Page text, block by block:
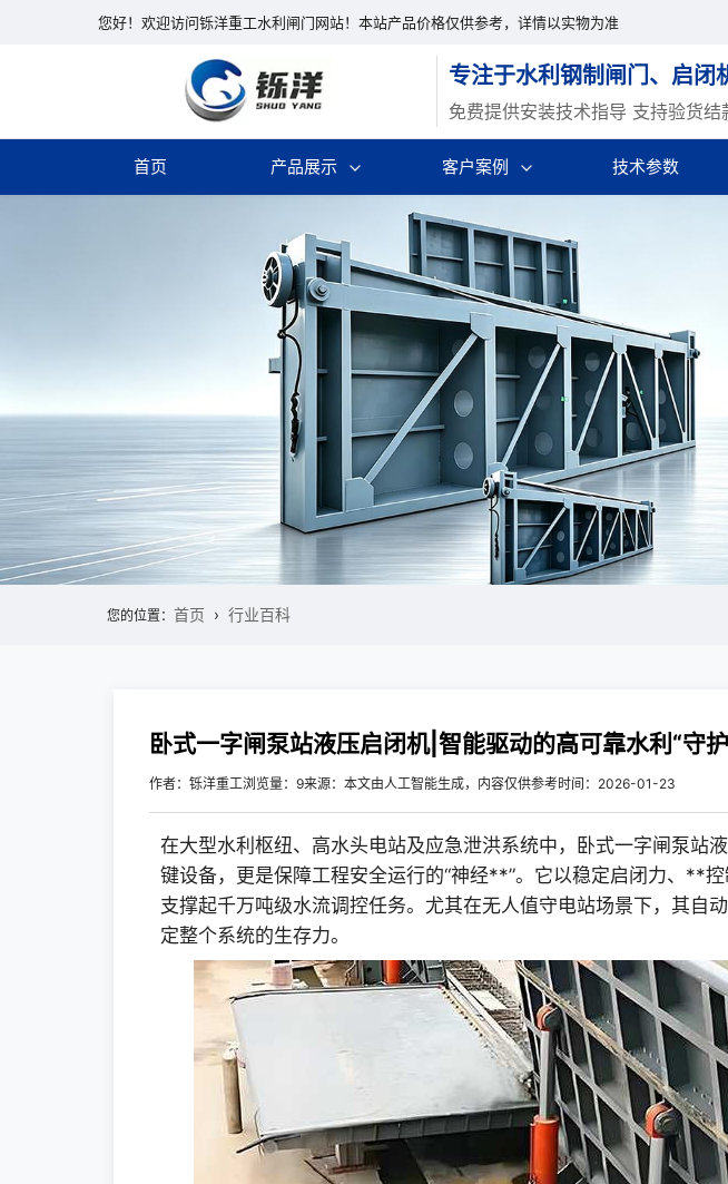
您好！欢迎访问铄洋重工水利闸门网站！本站产品价格仅供参考，详情以实物为准
专注于水利钢制闸门、启闭
免费提供安装技术指导 支持验货结
首页 产品展示 客户案例 技术参数
您的位置： 首页 行业百科
卧式一字闸泵站液压启闭机|智能驱动的高可靠水利“守
作者：铄洋重工浏览量：9来源：本文由人工智能生成，内容仅供参考时间：2026-01-23
在大型水利枢纽、高水头电站及应急泄洪系统中，卧式一字闸泵站
键设备，更是保障工程安全运行的“神经**”。它以稳定启闭力、**控
支撑起千万吨级水流调控任务。尤其在无人值守电站场景下，其自
定整个系统的生存力。